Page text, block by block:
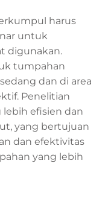
harus
untuk
digunakan.
tumpahan
dan di area
Penelitian
lebih efisien dan
yang bertujuan
dan efektivitas
yang lebih